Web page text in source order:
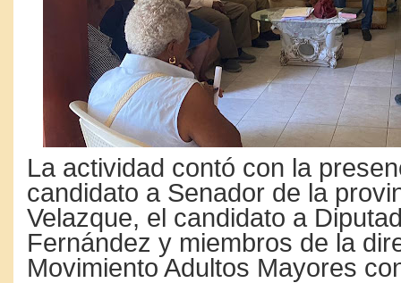
La actividad contó con la
candidato a Senador de la
Velazque, el candidato a
Fernández y miembros de la
Movimiento Adultos Mayores